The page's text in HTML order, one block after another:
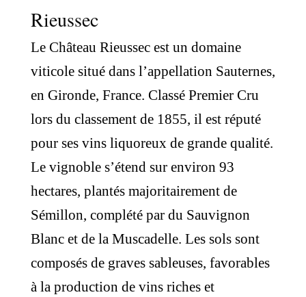
Rieussec
Le Château Rieussec est un domaine
viticole situé dans l’appellation Sauternes,
en Gironde, France. Classé Premier Cru
lors du classement de 1855, il est réputé
pour ses vins liquoreux de grande qualité.
Le vignoble s’étend sur environ 93
hectares, plantés majoritairement de
Sémillon, complété par du Sauvignon
Blanc et de la Muscadelle. Les sols sont
composés de graves sableuses, favorables
à la production de vins riches et